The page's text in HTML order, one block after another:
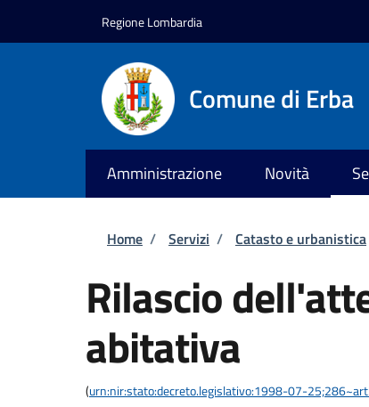
Regione Lombardia
Comune di Erba
Amministrazione Novità
Briciole di pane
Home / Servizi / Catasto e urbanistica
Rilascio
abitativa
(urn:nir:stato:decreto.legislativo:1998-07-